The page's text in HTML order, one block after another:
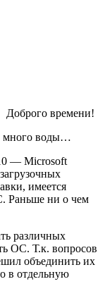
Доброго времени!
много воды…
— Microsoft
имеется
Раньше ни о чем
различных
ОС. Т.к. вопросов
объединить их
в отдельную